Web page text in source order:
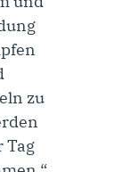
zu
Tag